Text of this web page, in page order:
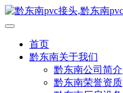
首页
黔东南关于我们
黔东南公司简介
黔东南荣誉资质